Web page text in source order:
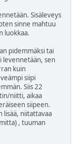
Sisäleveys
sinne mahtuu
luokkaa.
pidemmäksi tai
levennetään, sen
kuin
siipi
Siis 22
niitti, aikaa
siipeen.
lisää, niitattavaa
, tuuman